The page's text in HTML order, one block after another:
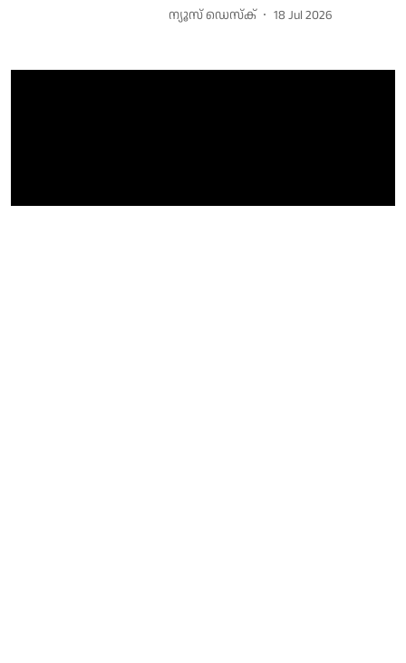
ന്യൂസ് ഡെസ്ക് 18 Jul 2026